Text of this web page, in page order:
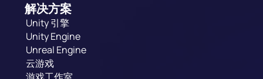
解决方案
Unity 引擎
Unity Engine
Unreal Engine
云游戏